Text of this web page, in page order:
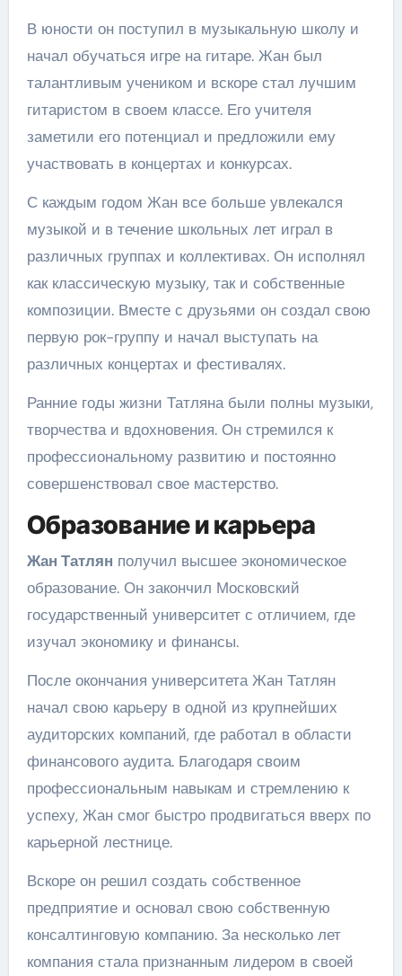
В юности он поступил в музыкальную школу и
начал обучаться игре на гитаре. Жан был
талантливым учеником и вскоре стал лучшим
гитаристом в своем классе. Его учителя
заметили его потенциал и предложили ему
участвовать в концертах и конкурсах.
С каждым годом Жан все больше увлекался
музыкой и в течение школьных лет играл в
различных группах и коллективах. Он исполнял
как классическую музыку, так и собственные
композиции. Вместе с друзьями он создал свою
первую рок-группу и начал выступать на
различных концертах и фестивалях.
Ранние годы жизни Татляна были полны музыки,
творчества и вдохновения. Он стремился к
профессиональному развитию и постоянно
совершенствовал свое мастерство.
Образование и карьера
Жан Татлян получил высшее экономическое
образование. Он закончил Московский
государственный университет с отличием, где
изучал экономику и финансы.
После окончания университета Жан Татлян
начал свою карьеру в одной из крупнейших
аудиторских компаний, где работал в области
финансового аудита. Благодаря своим
профессиональным навыкам и стремлению к
успеху, Жан смог быстро продвигаться вверх по
карьерной лестнице.
Вскоре он решил создать собственное
предприятие и основал свою собственную
консалтинговую компанию. За несколько лет
компания стала признанным лидером в своей